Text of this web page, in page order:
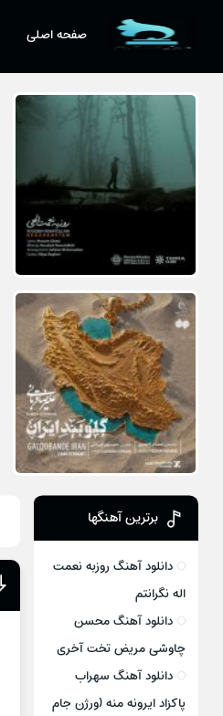
صفحه اصلی
برترین آهنگها
دانلود آهنگ روزبه نعمت
اله نگرانتم
دانلود آهنگ محسن
چاوشی مریض تخت آخری
دانلود آهنگ سهراب
پاکزاد ایرونه منه (ورژن جام